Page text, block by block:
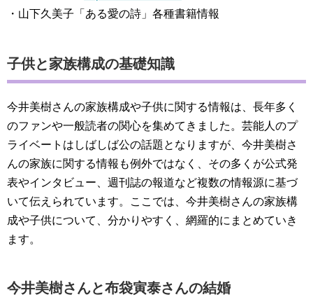
・山下久美子「ある愛の詩」各種書籍情報
子供と家族構成の基礎知識
今井美樹さんの家族構成や子供に関する情報は、長年多く
のファンや一般読者の関心を集めてきました。芸能人のプ
ライベートはしばしば公の話題となりますが、今井美樹さ
んの家族に関する情報も例外ではなく、その多くが公式発
表やインタビュー、週刊誌の報道など複数の情報源に基づ
いて伝えられています。ここでは、今井美樹さんの家族構
成や子供について、分かりやすく、網羅的にまとめていき
ます。
今井美樹さんと布袋寅泰さんの結婚